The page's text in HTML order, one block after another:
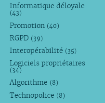
Informatique déloyale
(43)
Promotion (40)
RGPD (39)
Interopérabilité (35)
Logiciels propriétaires
(34)
Algorithme (8)
Technopolice (8)